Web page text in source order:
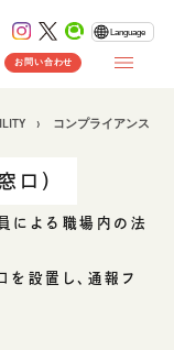
Language
お問い合わせ
コンプライアンス
口）
による職場内の法
設置し、通報フ